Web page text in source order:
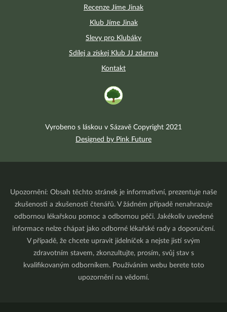
Recenze Jíme Jinak
Klub Jíme Jinak
Slevy pro Klubáky
Sdílej a získej Klub JJ zdarma
Kontakt
Vyrobeno s láskou v Sázavě Copyright 2021
Designed by Pink Future
Upozornění: Obsah těchto stránek je informativní, prezentuje naše
zkušenosti a zkušenosti čtenářů. V žádném případě nenahrazuje
odbornou lékařskou pomoc a odbornou péči. Jakékoliv uvedené
informace nelze chápat jako odborné lékařské rady a doporučení.
V případě, že chcete upravit jídelníček a nejste jistí svým
zdravotním stavem, zkonzultujte, prosím, svůj stav s
kvalifikovaným odborníkem. Používáním webu berete toto
upozornění na vědomí.